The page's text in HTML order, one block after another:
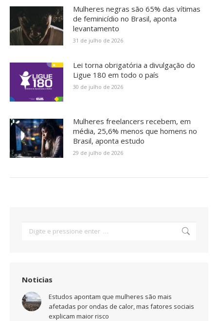
Mulheres negras são 65% das vítimas
de feminicídio no Brasil, aponta
levantamento
31 de julho de 2026
Lei torna obrigatória a divulgação do
Ligue 180 em todo o país
30 de julho de 2026
Mulheres freelancers recebem, em
média, 25,6% menos que homens no
Brasil, aponta estudo
29 de julho de 2026
Noticias
Estudos apontam que mulheres são mais
afetadas por ondas de calor, mas fatores sociais
explicam maior risco